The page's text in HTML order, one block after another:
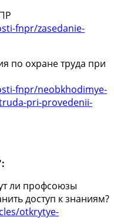
fnpr/zasedanie-
по охране труда при
fnpr/neobkhodimye-
pri-provedenii-
ли профсоюзы
доступ к знаниям?
otkrytye-